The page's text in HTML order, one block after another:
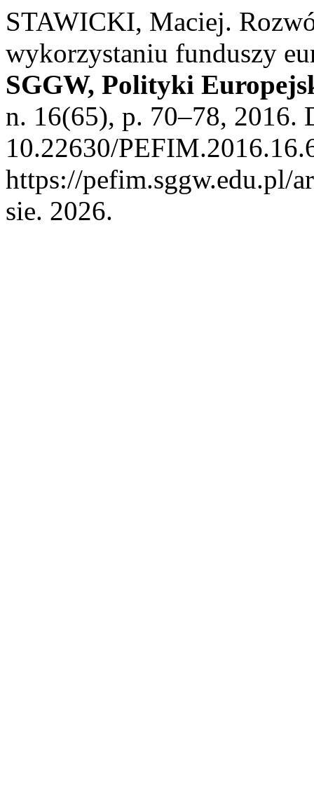
STAWICKI, Maciej.
wykorzystaniu funduszy
SGGW, Polityki
n. 16(65), p. 70–78, 2016.
10.22630/
https://pefim.sggw.edu.pl/
sie. 2026.